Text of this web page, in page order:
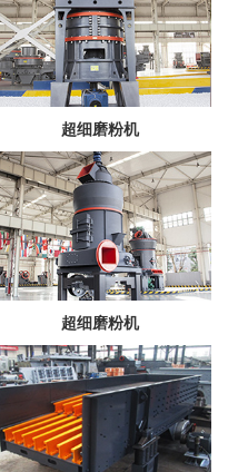
超细磨粉机
超细磨粉机